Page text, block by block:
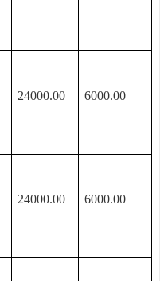
24000.00 6000.00
24000.00 6000.00